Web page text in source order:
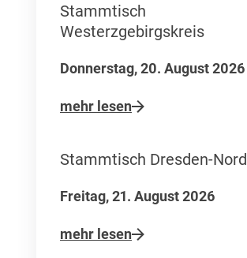
Stammtisch
Westerzgebirgskreis
Donnerstag, 20. August 2026
mehr lesen
Stammtisch Dresden-Nord
Freitag, 21. August 2026
mehr lesen